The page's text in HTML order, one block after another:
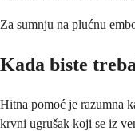
Za sumnju na plućnu
Kada biste
Hitna pomoć je razumna
krvni ugrušak koji se iz